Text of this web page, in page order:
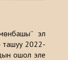
эл
ташуу 2022-
ошол эле